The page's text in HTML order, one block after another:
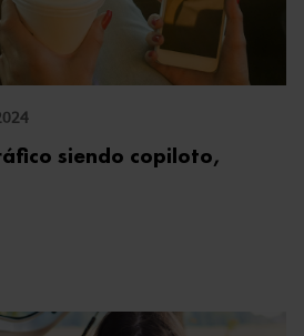
siendo copiloto,